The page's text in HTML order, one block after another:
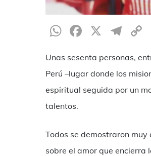
WhatsApp
X
Unas sesenta personas,
Perú –lugar donde los
espiritual seguida por un
talentos.
Todos se demostraron
sobre el amor que encierra